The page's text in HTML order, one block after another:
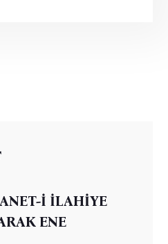
İ İLAHİYE
ENE